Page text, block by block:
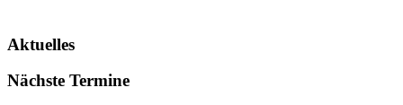
Aktuelles
Nächste Termine